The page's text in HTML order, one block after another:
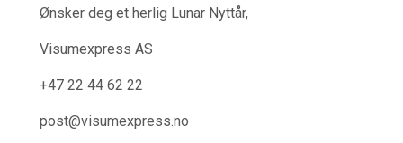
Ønsker deg et herlig Lunar Nyttår,
Visumexpress AS
+47 22 44 62 22
post@visumexpress.no